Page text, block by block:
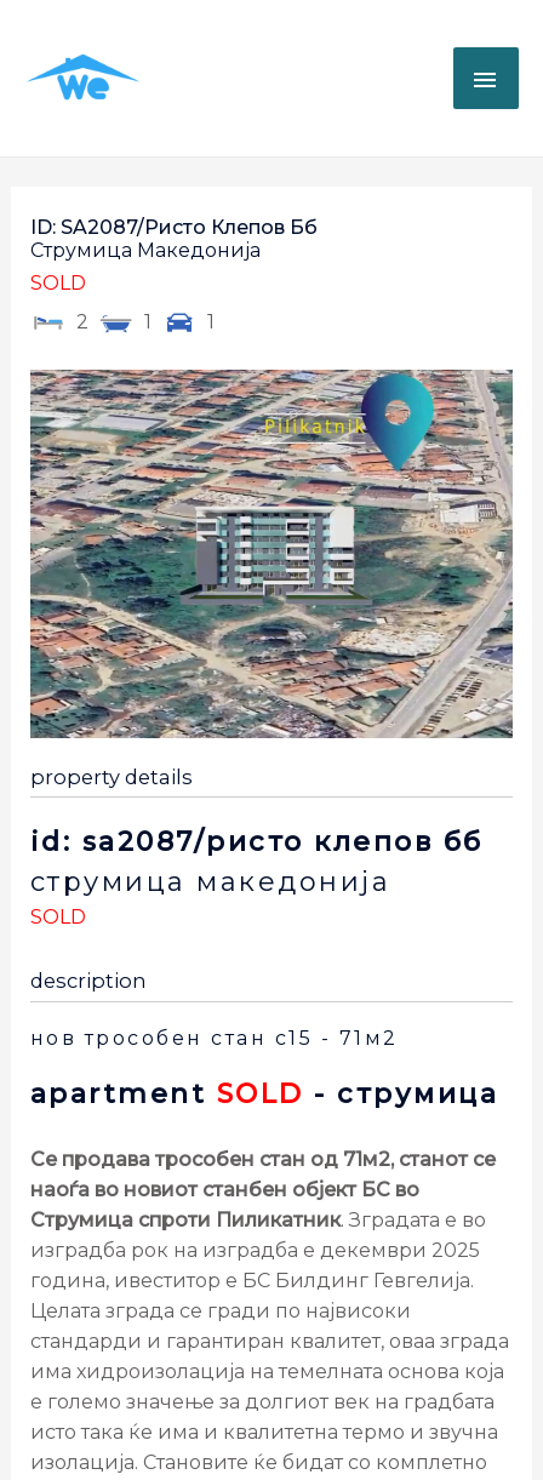
ID: SA2087/Ристо Клепов Бб
Струмица Македонија
SOLD
2
1 1
property details
id: sa2087/ристо клепов бб
струмица македонија
SOLD
description
нов трособен стан с15 - 71м2
apartment SOLD - струмица
Се продава трособен стан од 71м2, станот се
наоѓа во новиот станбен објект БС во
Струмица спроти Пиликатник. Зградата е во
изградба рок на изградба е декември 2025
година, ивеститор е БС Билдинг Гевгелија.
Целата зграда се гради по највисоки
стандарди и гарантиран квалитет, оваа зграда
има хидроизолација на темелната основа која
е големо значење за долгиот век на градбата
исто така ќе има и квалитетна термо и звучна
изолација. Становите ќе бидат со комплетно